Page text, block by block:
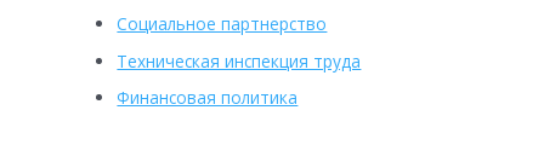
Социальное партнерство
Техническая инспекция труда
Финансовая политика